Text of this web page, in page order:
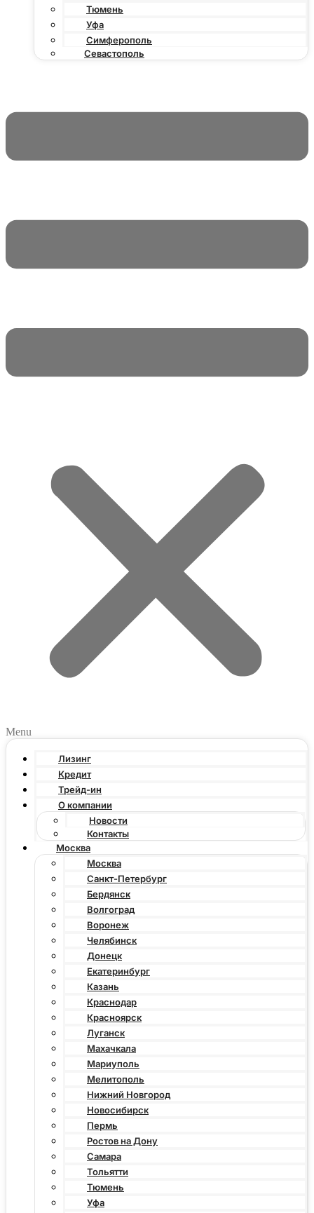
Тюмень
Уфа
Симферополь
Севастополь
Menu
Лизинг
Кредит
Трейд-ин
О компании
Новости
Контакты
Москва
Москва
Санкт-Петербург
Бердянск
Волгоград
Воронеж
Челябинск
Донецк
Екатеринбург
Казань
Краснодар
Красноярск
Луганск
Махачкала
Мариуполь
Мелитополь
Нижний Новгород
Новосибирск
Пермь
Ростов на Дону
Самара
Тольятти
Тюмень
Уфа